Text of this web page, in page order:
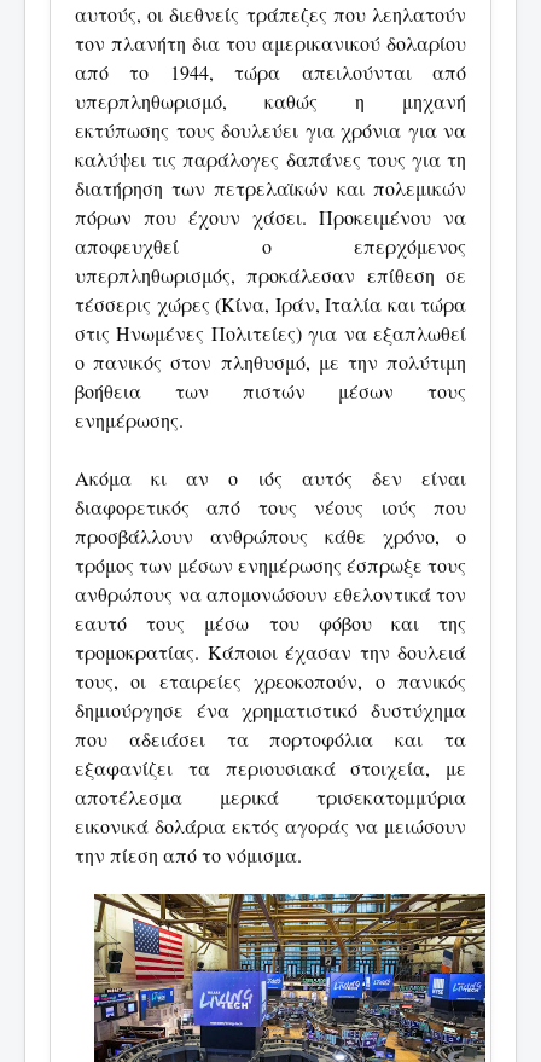
αυτούς, οι διεθνείς τράπεζες που λεηλατούν
τον πλανήτη δια του αμερικανικού δολαρίου
από το 1944, τώρα απειλούνται από
υπερπληθωρισμό, καθώς η μηχανή
εκτύπωσης τους δουλεύει για χρόνια για να
καλύψει τις παράλογες δαπάνες τους για τη
διατήρηση των πετρελαϊκών και πολεμικών
πόρων που έχουν χάσει. Προκειμένου να
αποφευχθεί ο επερχόμενος
υπερπληθωρισμός, προκάλεσαν επίθεση σε
τέσσερις χώρες (Κίνα, Ιράν, Ιταλία και τώρα
στις Ηνωμένες Πολιτείες) για να εξαπλωθεί
ο πανικός στον πληθυσμό, με την πολύτιμη
βοήθεια των πιστών μέσων τους
ενημέρωσης.
Ακόμα κι αν ο ιός αυτός δεν είναι
διαφορετικός από τους νέους ιούς που
προσβάλλουν ανθρώπους κάθε χρόνο, ο
τρόμος των μέσων ενημέρωσης έσπρωξε τους
ανθρώπους να απομονώσουν εθελοντικά τον
εαυτό τους μέσω του φόβου και της
τρομοκρατίας. Κάποιοι έχασαν την δουλειά
τους, οι εταιρείες χρεοκοπούν, ο πανικός
δημιούργησε ένα χρηματιστικό δυστύχημα
που αδειάσει τα πορτοφόλια και τα
εξαφανίζει τα περιουσιακά στοιχεία, με
αποτέλεσμα μερικά τρισεκατομμύρια
εικονικά δολάρια εκτός αγοράς να μειώσουν
την πίεση από το νόμισμα.